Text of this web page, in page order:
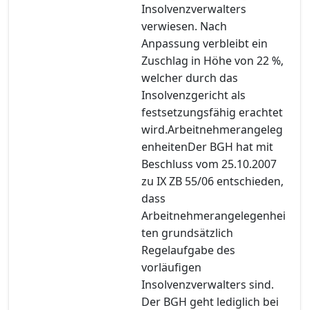
Insolvenzverwalters
verwiesen. Nach
Anpassung verbleibt ein
Zuschlag in Höhe von 22 %,
welcher durch das
Insolvenzgericht als
festsetzungsfähig erachtet
wird.Arbeitnehmerangeleg
enheitenDer BGH hat mit
Beschluss vom 25.10.2007
zu IX ZB 55/06 entschieden,
dass
Arbeitnehmerangelegenhei
ten grundsätzlich
Regelaufgabe des
vorläufigen
Insolvenzverwalters sind.
Der BGH geht lediglich bei